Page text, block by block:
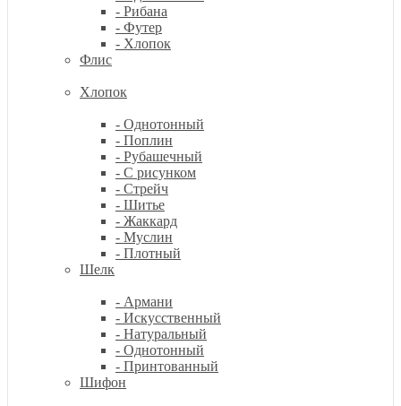
- Рибана
- Футер
- Хлопок
Флис
Хлопок
- Однотонный
- Поплин
- Рубашечный
- С рисунком
- Стрейч
- Шитье
- Жаккард
- Муслин
- Плотный
Шелк
- Армани
- Искусственный
- Натуральный
- Однотонный
- Принтованный
Шифон